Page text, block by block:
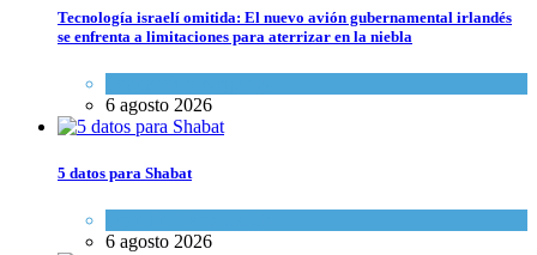
Tecnología israelí omitida: El nuevo avión gubernamental irlandés
se enfrenta a limitaciones para aterrizar en la niebla
6 agosto 2026
5 datos para Shabat
6 agosto 2026